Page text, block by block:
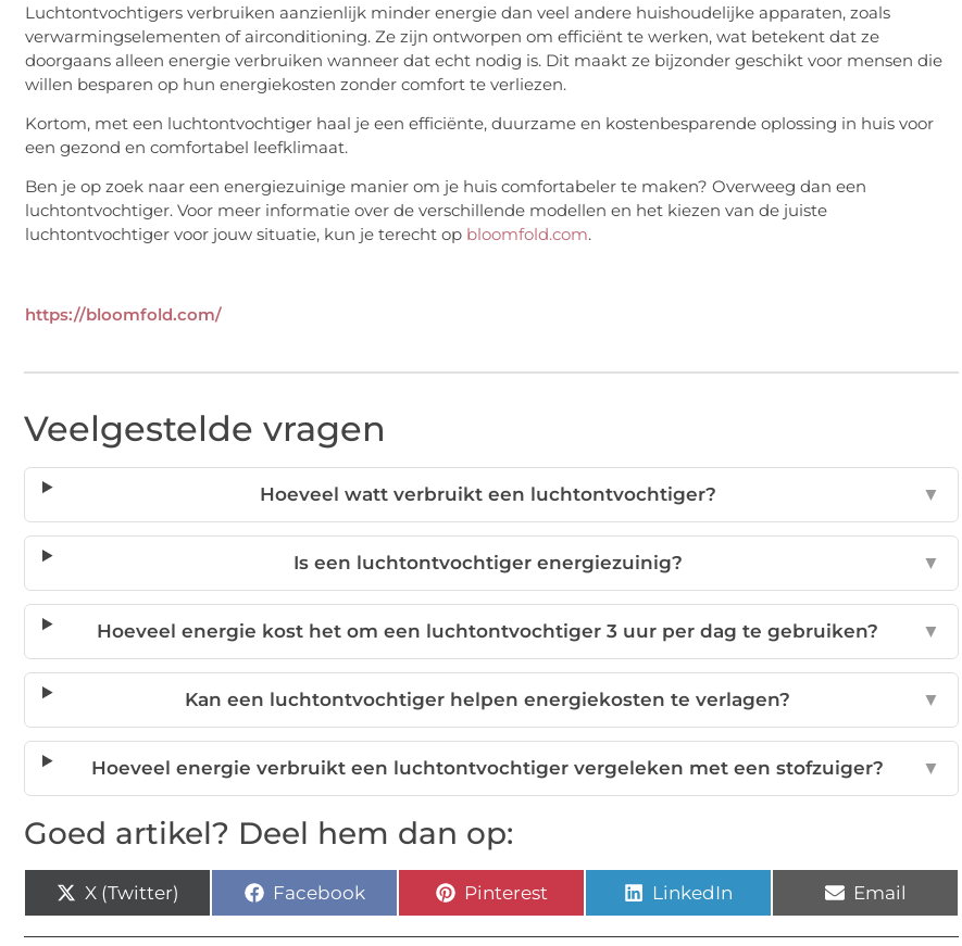
Luchtontvochtigers verbruiken aanzienlijk minder energie dan veel andere huishoudelijke apparaten, zoals
verwarmingselementen of airconditioning. Ze zijn ontworpen om efficiënt te werken, wat betekent dat ze
doorgaans alleen energie verbruiken wanneer dat echt nodig is. Dit maakt ze bijzonder geschikt voor mensen die
willen besparen op hun energiekosten zonder comfort te verliezen.
Kortom, met een luchtontvochtiger haal je een efficiënte, duurzame en kostenbesparende oplossing in huis voor
een gezond en comfortabel leefklimaat.
Ben je op zoek naar een energiezuinige manier om je huis comfortabeler te maken? Overweeg dan een
luchtontvochtiger. Voor meer informatie over de verschillende modellen en het kiezen van de juiste
luchtontvochtiger voor jouw situatie, kun je terecht op bloomfold.com.
https://bloomfold.com/
Veelgestelde vragen
Hoeveel watt verbruikt een luchtontvochtiger? ▼
Is een luchtontvochtiger energiezuinig? ▼
Hoeveel energie kost het om een luchtontvochtiger 3 uur per dag te gebruiken? ▼
Kan een luchtontvochtiger helpen energiekosten te verlagen? ▼
Hoeveel energie verbruikt een luchtontvochtiger vergeleken met een stofzuiger? ▼
Goed artikel? Deel hem dan op:
X (Twitter) Facebook Pinterest LinkedIn Email